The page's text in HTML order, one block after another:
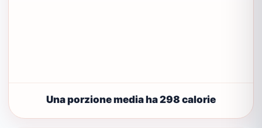
Una porzione media ha 298 calorie